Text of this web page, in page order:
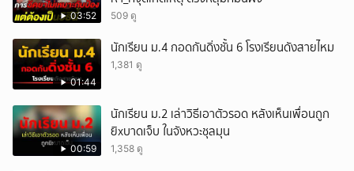
03:52 509 ดู
01:44
นักเรียน ม.4 กอดกันดิ่งชั้น 6 โรงเรียนดังสายไหม
1,381 ดู
00:59
นักเรียน ม.2 เล่าวิธีเอาตัวรอด หลังเห็นเพื่อนถูก
ยิxบาดเจ็บ ในจังหวะชุลมุน
1,358 ดู